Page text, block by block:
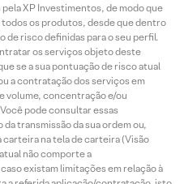
XP Investimentos, de modo que
os produtos, desde que dentro
de risco definidas para o seu perfil.
os serviços objeto deste
se a sua pontuação de risco atual
a contratação dos serviços em
volume, concentração e/ou
pode consultar essas
transmissão da sua ordem ou,
carteira na tela de carteira (Visão
não comporte a
existam limitações em relação à